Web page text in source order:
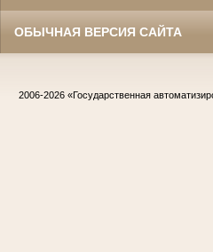
ОБЫЧНАЯ ВЕРСИЯ САЙТА
2006-2026 «Государственная